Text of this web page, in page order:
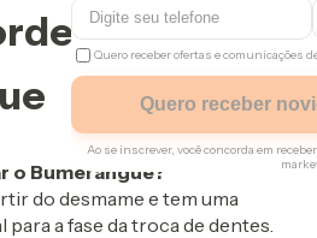
Quero receber ofertas e comunicações
Quero receber
Ao se inscrever, você concorda em
Regras
Natural
o Bumerangue?
do desmame e tem uma
para a fase da troca de dentes.